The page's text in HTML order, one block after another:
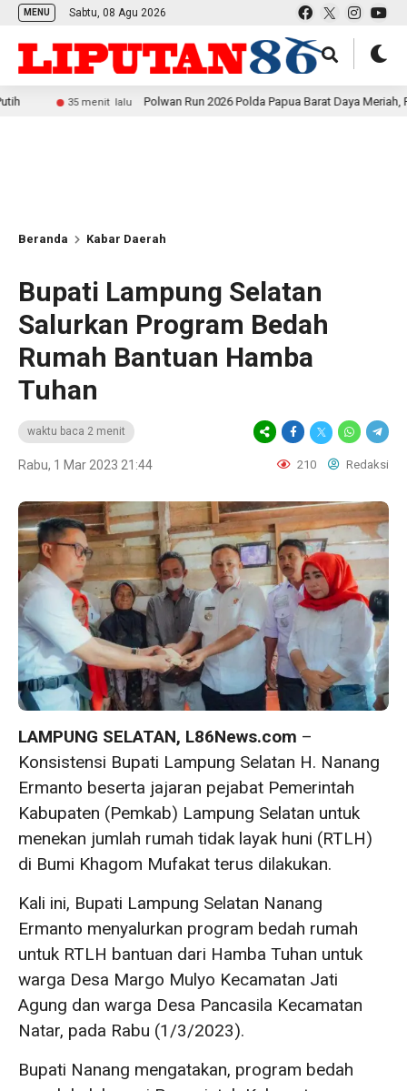
MENU Sabtu, 08 Agu 2026
35 menit lalu Polwan Run 2026 Polda Papua Barat Daya Meriah, Pererat
Beranda Kabar Daerah
Bupati Lampung Selatan
Salurkan Program Bedah
Rumah Bantuan Hamba
Tuhan
waktu baca 2 menit
Rabu, 1 Mar 2023 21:44 210 Redaksi
LAMPUNG SELATAN, L86News.com –
Konsistensi Bupati Lampung Selatan H. Nanang
Ermanto beserta jajaran pejabat Pemerintah
Kabupaten (Pemkab) Lampung Selatan untuk
menekan jumlah rumah tidak layak huni (RTLH)
di Bumi Khagom Mufakat terus dilakukan.
Kali ini, Bupati Lampung Selatan Nanang
Ermanto menyalurkan program bedah rumah
untuk RTLH bantuan dari Hamba Tuhan untuk
warga Desa Margo Mulyo Kecamatan Jati
Agung dan warga Desa Pancasila Kecamatan
Natar, pada Rabu (1/3/2023).
Bupati Nanang mengatakan, program bedah